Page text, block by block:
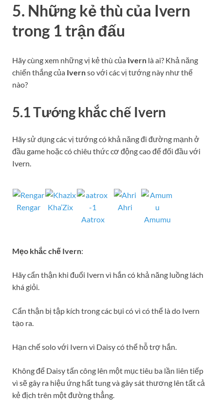
5. Những kẻ thù của Ivern
trong 1 trận đấu
Hãy cùng xem những vị kẻ thù của Ivern là ai? Khả năng
chiến thắng của Ivernso với các vị tướng này như thế
nào?
5.1 Tướng khắc chế Ivern
Hãy sử dụng các vị tướng có khả năng đi đường mạnh ở
đầu game hoặc có chiêu thức cơ động cao để đối đầu với
Ivern.
Rengar
Kha’Zix
Aatrox
Ahri
Amumu
Mẹo khắc chế Ivern:
Hãy cẩn thận khi đuổi Ivern vì hắn có khả năng luồng lách
khá giỏi.
Cẩn thận bị tập kích trong các bụi có vì có thể là do Ivern
tạo ra.
Hạn chế solo với Ivern vì Daisy có thể hỗ trợ hắn.
Không để Daisy tấn công lên một mục tiêu ba lần liên tiếp
vì sẽ gây ra hiệu ứng hất tung và gây sát thương lên tất cả
kẻ địch trên một đường thẳng.